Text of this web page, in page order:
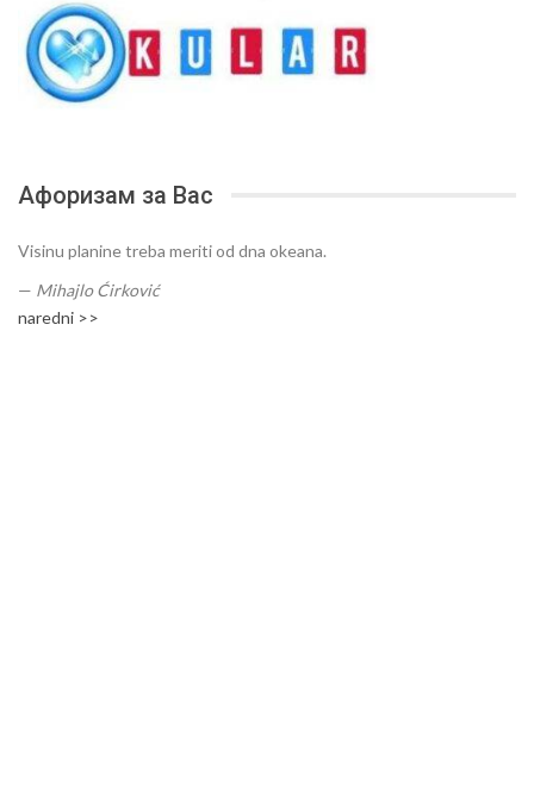
Афоризам за Вас
Visinu planine treba meriti od dna okeana.
— Mihajlo Ćirković
naredni >>